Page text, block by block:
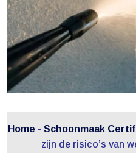
Home - Schoonmaak
zijn de risico’s van